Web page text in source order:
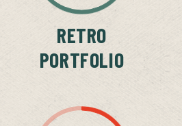
RETRO
PORTFOLIO